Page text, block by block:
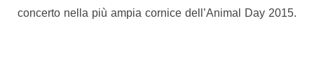
concerto nella più ampia cornice dell’Animal Day 2015.